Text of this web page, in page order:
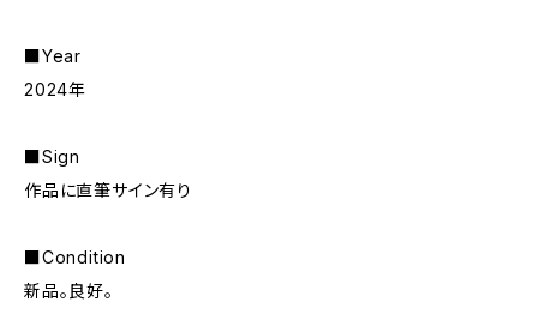
■Year
2024年
■Sign
作品に直筆サイン有り
■Condition
新品。良好。